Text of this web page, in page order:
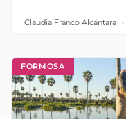
Claudia Franco Alcántara
FORMOSA